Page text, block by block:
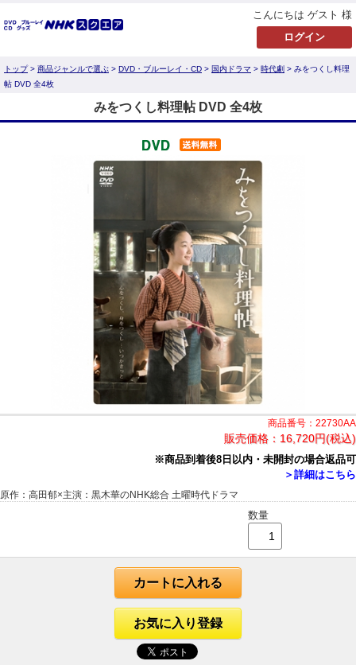
こんにちは ゲスト 様
トップ> 商品ジャンルで選ぶ > DVD・ブルーレイ・CD > 国内ドラマ > 時代劇 > みをつくし料理
帖 DVD 全4枚
みをつくし料理帖 DVD 全4枚
商品番号：22730AA
販売価格： 16,720円(税込)
※商品到着後8日以内・未開封の場合返品可
＞詳細はこちら
原作：高田郁×主演：黒木華のNHK総合 土曜時代ドラマ
数量
カートに入れる
お気に入り登録